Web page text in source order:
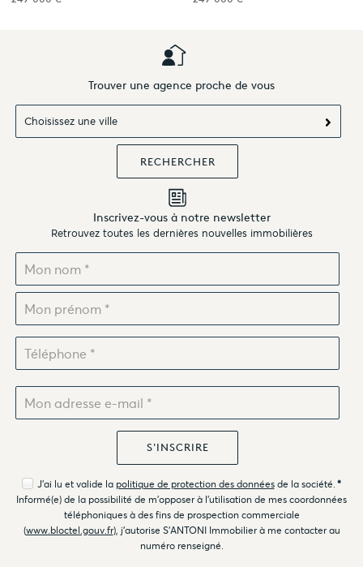
Trouver une agence proche de vous
Choisissez une ville
Inscrivez-vous à notre newsletter
Retrouvez toutes les dernières nouvelles immobilières
J'ai lu et valide la politique de protection des donnéesde la société. *
Informé(e) de la possibilité de m'opposer à l'utilisation de mes coordonnées
téléphoniques à des fins de prospection commerciale
(www.bloctel.gouv.fr), j'autorise S'ANTONI Immobilier à me contacter au
numéro renseigné.